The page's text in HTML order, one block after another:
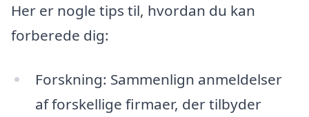
Her er nogle tips til, hvordan du kan
forberede dig:
Forskning: Sammenlign anmeldelser
af forskellige firmaer, der tilbyder